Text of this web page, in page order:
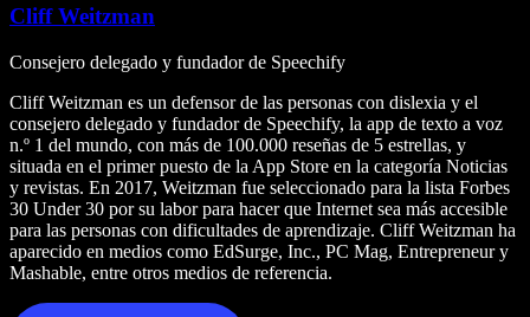
Cliff Weitzman
Consejero delegado y fundador de Speechify
Cliff Weitzman es un defensor de las personas con dislexia y el
consejero delegado y fundador de Speechify, la app de texto a voz
n.º 1 del mundo, con más de 100.000 reseñas de 5 estrellas, y
situada en el primer puesto de la App Store en la categoría Noticias
y revistas. En 2017, Weitzman fue seleccionado para la lista Forbes
30 Under 30 por su labor para hacer que Internet sea más accesible
para las personas con dificultades de aprendizaje. Cliff Weitzman ha
aparecido en medios como EdSurge, Inc., PC Mag, Entrepreneur y
Mashable, entre otros medios de referencia.